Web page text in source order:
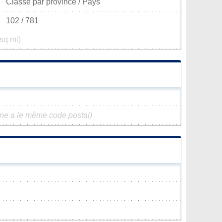
Classé par province / Pays
102 / 781
mi)
a le même code postal)